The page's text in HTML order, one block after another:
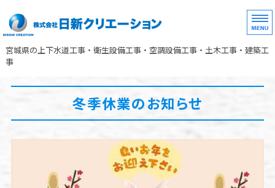
株式会社日新クリエー
宮城県の上下水道工事・衛生設備工事・空調設備工事・土木工事・建築工
事
ホーム
事業案内
会社概要
冬季休業のお知らせ